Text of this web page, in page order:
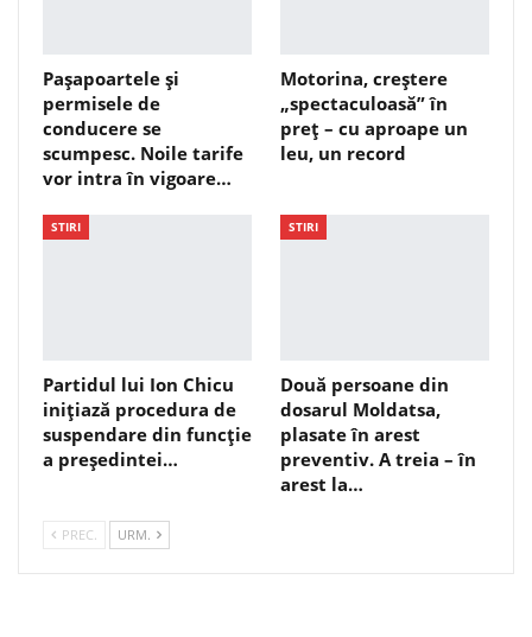
Pașapoartele și
permisele de
conducere se
scumpesc. Noile tarife
vor intra în vigoare…
Motorina, creștere
„spectaculoasă” în
preț – cu aproape un
leu, un record
STIRI
Partidul lui Ion Chicu
inițiază procedura de
suspendare din funcție
a președintei…
STIRI
Două persoane din
dosarul Moldatsa,
plasate în arest
preventiv. A treia – în
arest la…
PREC. URM.